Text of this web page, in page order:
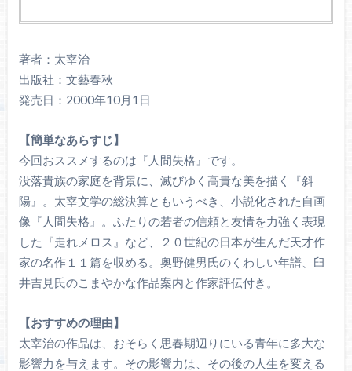
著者：太宰治
出版社：文藝春秋
発売日：2000年10月1日
【簡単なあらすじ】
今回おススメするのは『人間失格』です。
没落貴族の家庭を背景に、滅びゆく高貴な美を描く『斜
陽』。太宰文学の総決算ともいうべき、小説化された自画
像『人間失格』。ふたりの若者の信頼と友情を力強く表現
した『走れメロス』など、２０世紀の日本が生んだ天才作
家の名作１１篇を収める。奥野健男氏のくわしい年譜、臼
井吉見氏のこまやかな作品案内と作家評伝付き。
【おすすめの理由】
太宰治の作品は、おそらく思春期辺りにいる青年に多大な
影響力を与えます。その影響力は、その後の人生を変える